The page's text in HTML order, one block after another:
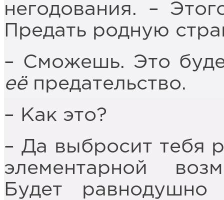
негодования. –
Предать родную
– Сможешь. Это
еёпредательство.
– Как это?
– Да выбросит тебя
элементарной
Будет равнодушно